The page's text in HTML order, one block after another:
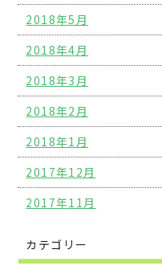
2018年5月
2018年4月
2018年3月
2018年2月
2018年1月
2017年12月
2017年11月
カテゴリー